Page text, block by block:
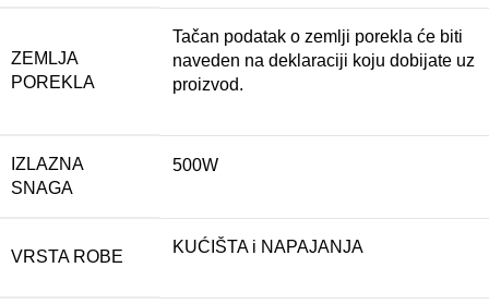
ZEMLJA
POREKLA
Tačan podatak o zemlji porekla će biti
naveden na deklaraciji koju dobijate uz
proizvod.
IZLAZNA
SNAGA
500W
VRSTA ROBE
KUĆIŠTA i NAPAJANJA